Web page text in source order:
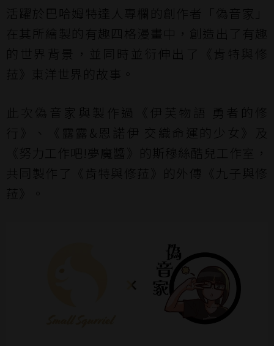
活躍於巴哈姆特達人專欄的創作者「偽音家」
在其所繪製的有趣四格漫畫中，創造出了有趣
的世界背景，並同時並衍伸出了《肯特與修
菈》東洋世界的故事。
此次偽音家與製作過《伊芙物語 勇者的修
行》、《露露&恩諾伊 交織命運的少女》及
《努力工作吧!夢魔醬》的斯穆絲酷兒工作室，
共同製作了《肯特與修菈》的外傳《九子與修
菈》。